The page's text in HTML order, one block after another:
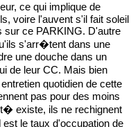
ce qui implique de
voire l'auvent s'il fait soleil
sur ce PARKING. D'autre
s'arr�tent dans une
une douche dans un
de leur CC. Mais bien
quotidien de cette
pas pour des moins
existe, ils ne rechignent
le taux d'occupation de